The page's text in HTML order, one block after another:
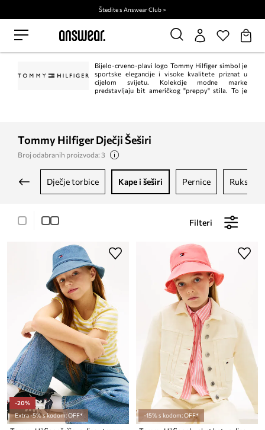
Štedite s Answear Club >
Bijelo-crveno-plavi logo Tommy Hilfiger simbol je
sportske elegancije i visoke kvalitete priznat u
cijelom svijetu. Kolekcije modne marke
predstavljaju bit američkog "preppy" stila. To je
Tommy Hilfiger Dječji Šeširi
Broj odabranih proizvoda: 3
dječje torbice kape i šeširi pernice ruksaci
Filteri
-20%
Extra -5% s kodom: OFF*
-15% s kodom: OFF*